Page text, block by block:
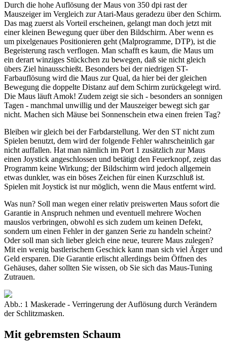
Durch die hohe Auflösung der Maus von 350 dpi rast der
Mauszeiger im Vergleich zur Atari-Maus geradezu über den Schirm.
Das mag zuerst als Vorteil erscheinen, gelangt man doch jetzt mit
einer kleinen Bewegung quer über den Bildschirm. Aber wenn es
um pixelgenaues Positionieren geht (Malprogramme, DTP), ist die
Begeisterung rasch verflogen. Man schafft es kaum, die Maus um
ein derart winziges Stückchen zu bewegen, daß sie nicht gleich
übers Ziel hinausschießt. Besonders bei der niedrigen ST-
Farbauflösung wird die Maus zur Qual, da hier bei der gleichen
Bewegung die doppelte Distanz auf dem Schirm zurückgelegt wird.
Die Maus läuft Amok! Zudem zeigt sie sich - besonders an sonnigen
Tagen - manchmal unwillig und der Mauszeiger bewegt sich gar
nicht. Machen sich Mäuse bei Sonnenschein etwa einen freien Tag?
Bleiben wir gleich bei der Farbdarstellung. Wer den ST nicht zum
Spielen benutzt, dem wird der folgende Fehler wahrscheinlich gar
nicht auffallen. Hat man nämlich im Port 1 zusätzlich zur Maus
einen Joystick angeschlossen und betätigt den Feuerknopf, zeigt das
Programm keine Wirkung; der Bildschirm wird jedoch allgemein
etwas dunkler, was ein böses Zeichen für einen Kurzschluß ist.
Spielen mit Joystick ist nur möglich, wenn die Maus entfernt wird.
Was nun? Soll man wegen einer relativ preiswerten Maus sofort die
Garantie in Anspruch nehmen und eventuell mehrere Wochen
mauslos verbringen, obwohl es sich zudem um keinen Defekt,
sondern um einen Fehler in der ganzen Serie zu handeln scheint?
Oder soll man sich lieber gleich eine neue, teurere Maus zulegen?
Mit ein wenig bastlerischem Geschick kann man sich viel Ärger und
Geld ersparen. Die Garantie erlischt allerdings beim Öffnen des
Gehäuses, daher sollten Sie wissen, ob Sie sich das Maus-Tuning
Zutrauen.
Abb.: 1 Maskerade - Verringerung der Auflösung durch Verändern
der Schlitzmasken.
Mit gebremsten Schaum